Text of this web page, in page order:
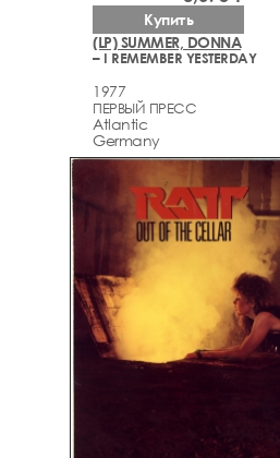
(LP) SUMMER, DONNA
– I REMEMBER YESTERDAY
1977
ПЕРВЫЙ ПРЕСС
Atlantic
Germany
Купить